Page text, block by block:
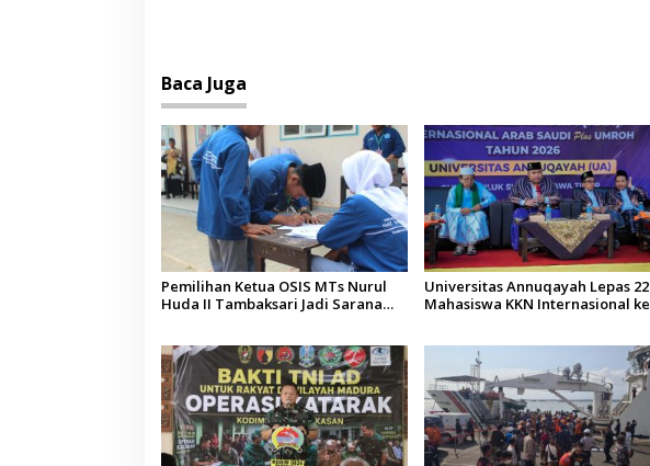
Baca Juga
Pemilihan Ketua OSIS MTs Nurul
Huda II Tambaksari Jadi Sarana
Universitas Annuqayah Lepas 22
Mahasiswa KKN Internasional ke